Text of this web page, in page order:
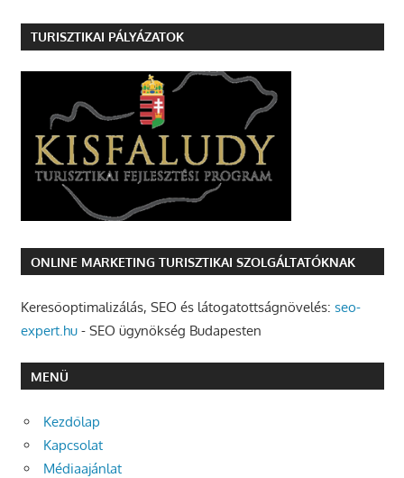
TURISZTIKAI PÁLYÁZATOK
ONLINE MARKETING TURISZTIKAI SZOLGÁLTATÓKNAK
Keresőoptimalizálás, SEO és látogatottságnövelés: seo-
expert.hu- SEO ügynökség Budapesten
MENÜ
Kezdőlap
Kapcsolat
Médiaajánlat